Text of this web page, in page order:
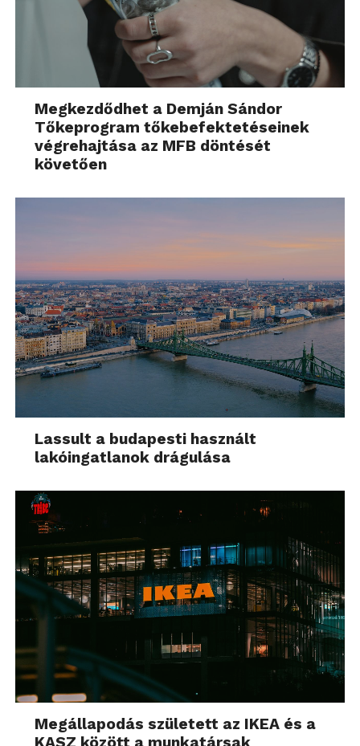
Megkezdődhet a Demján Sándor
Tőkeprogram tőkebefektetéseinek
végrehajtása az MFB döntését
követően
Lassult a budapesti használt
lakóingatlanok drágulása
Megállapodás született az IKEA és a